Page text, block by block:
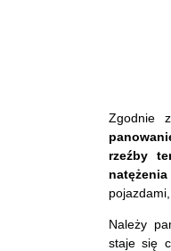
Zgodnie
rzeźby
Należy
staje się